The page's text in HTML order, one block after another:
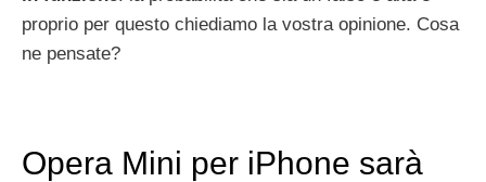
proprio per questo chiediamo la vostra opinione. Cosa
ne pensate?
Opera Mini per iPhone sarà